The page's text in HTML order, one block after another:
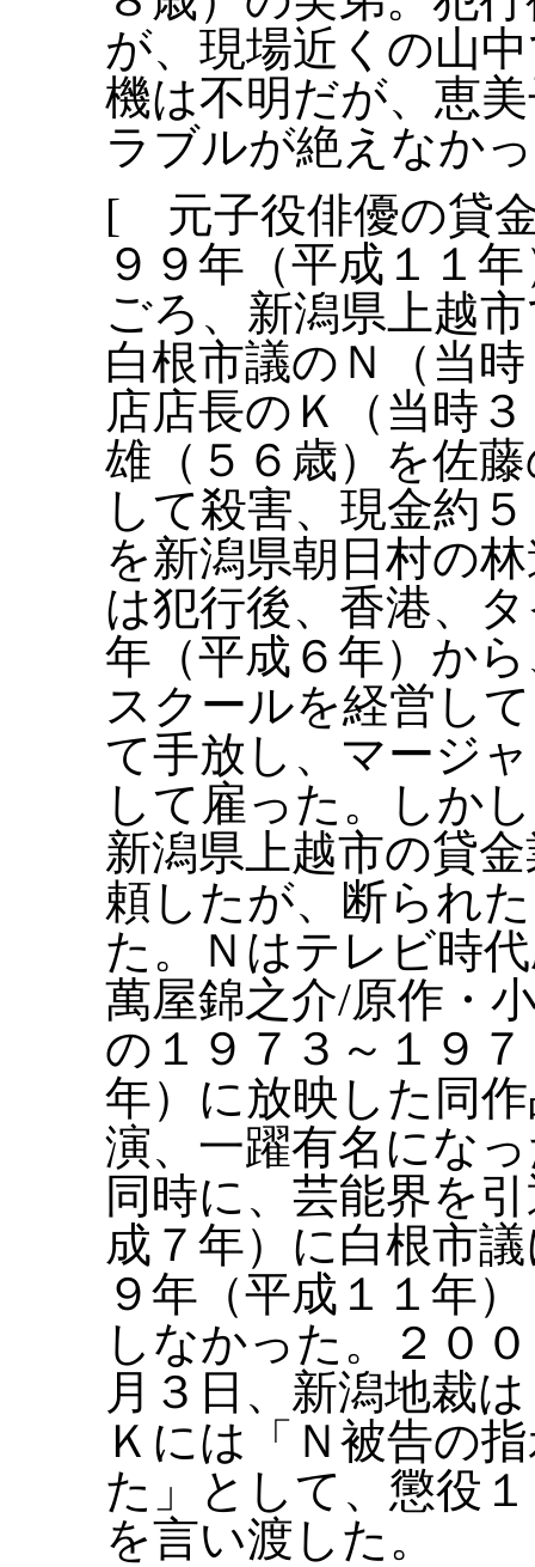
が、現場近くの山
機は不明だが、恵
ラブルが絶えなか
[ 元子役俳優の貸
９９年（平成１１
ごろ、新潟県上越
白根市議のＮ（当
店店長のＫ（当時
雄（５６歳）を佐
して殺害、現金約
を新潟県朝日村の
は犯行後、香港、
年（平成６年）か
スクールを経営し
て手放し、マージ
して雇った。しか
新潟県上越市の貸
頼したが、断られ
た。Ｎはテレビ時
萬屋錦之介/原作・
の１９７３～１９
年）に放映した同
演、一躍有名にな
同時に、芸能界を
成７年）に白根市
９年（平成１１年
しなかった。２０
月３日、新潟地裁
Ｋには「Ｎ被告の
た」として、懲役
を言い渡した。